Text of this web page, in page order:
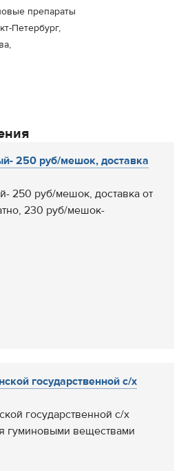
препараты
Петербург,
250 руб/мешок, доставка
250 руб/мешок, доставка от
230 руб/мешок-
государственной с/х
государственной с/х
гуминовыми веществами